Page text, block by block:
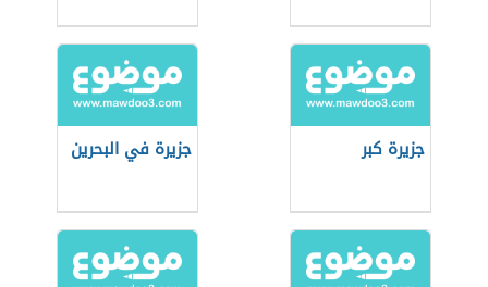
جزيرة كبر جزيرة في البحرين